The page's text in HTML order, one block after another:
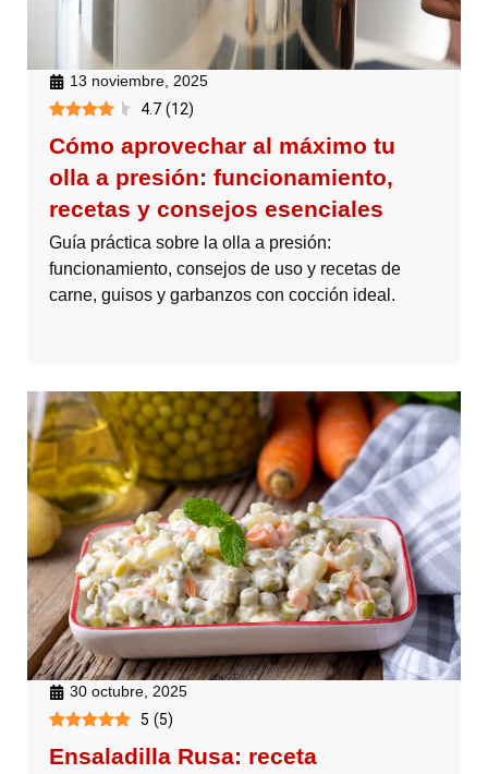
13 noviembre, 2025
4.7 (12)
Cómo aprovechar al máximo tu
olla a presión: funcionamiento,
recetas y consejos esenciales
Guía práctica sobre la olla a presión:
funcionamiento, consejos de uso y recetas de
carne, guisos y garbanzos con cocción ideal.
30 octubre, 2025
5 (5)
Ensaladilla Rusa: receta